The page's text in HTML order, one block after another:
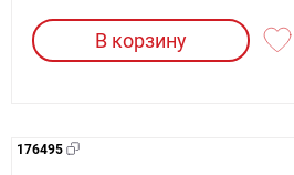
В корзину
176495